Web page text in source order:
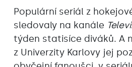
Populární seriál z
sledovaly na kanále
týden statisíce diváků. A
z Univerzity Karlovy jej